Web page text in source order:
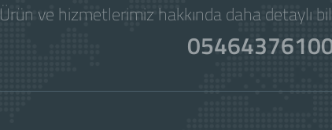
Ürün ve hizmetlerimiz hakkında daha detaylı